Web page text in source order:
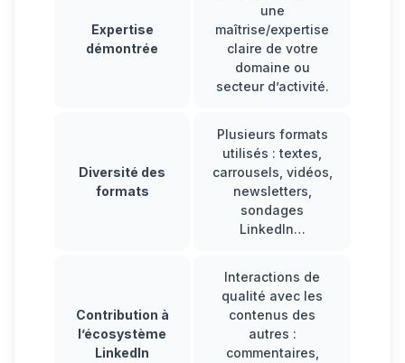
Expertise
démontrée
une
maîtrise/expertise
claire de votre
domaine ou
secteur d’activité.
Diversité des
formats
Plusieurs formats
utilisés : textes,
carrousels, vidéos,
newsletters,
sondages
LinkedIn…
Contribution à
l’écosystème
LinkedIn
Interactions de
qualité avec les
contenus des
autres :
commentaires,